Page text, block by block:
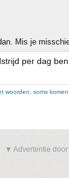
Mis je
per dag
woorden, soms
▼ Advertentie